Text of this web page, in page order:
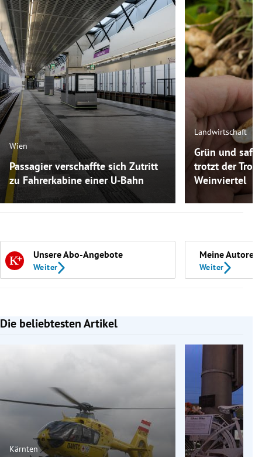
Wien
Passagier verschaffte sich Zutritt
zu Fahrerkabine einer U-Bahn
Landwirtschaft
Grün und
trotzt der
Weinviertel
Unsere Abo-Angebote
Weiter
Meine Autoren
Weiter
Die beliebtesten Artikel
Slide 1 von 7
Kärnten